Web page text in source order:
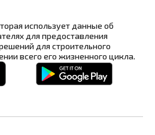
использует данные об
для предоставления
для строительного
всего его жизненного цикла.